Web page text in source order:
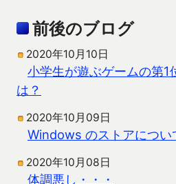
前後のブログ
2020年10月10日
小学生が遊ぶゲームの第1
は？
2020年10月09日
Windows のストアについ
2020年10月08日
体調悪し・・・